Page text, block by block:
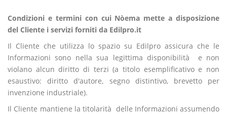
Condizioni e termini con cui Nòema mette a disposizione
del Cliente i servizi forniti da Edilpro.it
Il Cliente che utilizza lo spazio su Edilpro assicura che le
Informazioni sono nella sua legittima disponibilità e non
violano alcun diritto di terzi (a titolo esemplificativo e non
esaustivo: diritto d'autore, segno distintivo, brevetto per
invenzione industriale).
Il Cliente mantiene la titolarità delle Informazioni assumendo